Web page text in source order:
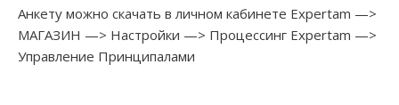
Анкету можно скачать в личном кабинете Expertam —>
МАГАЗИН —> Настройки —> Процессинг Expertam —>
Управление Принципалами